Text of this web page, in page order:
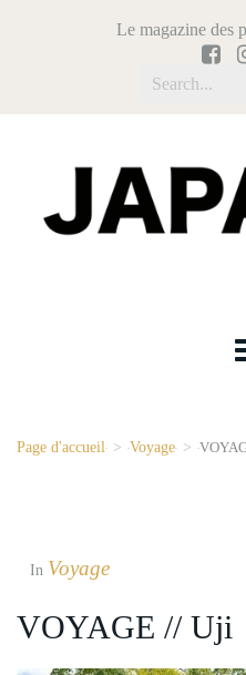
Le magazine des
Page d'accueil > Voyage >
In Voyage
VOYAGE // Uji